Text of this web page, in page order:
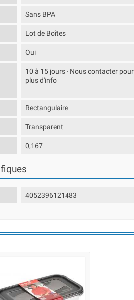
Sans BPA
Lot de Boîtes
Oui
10 à 15 jours - Nous contacter pour
plus d'info
Rectangulaire
Transparent
0,167
4052396121483